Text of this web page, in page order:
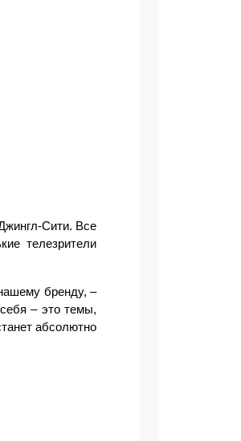
Сити. Все
телезрители
бренду, –
– это темы,
абсолютно